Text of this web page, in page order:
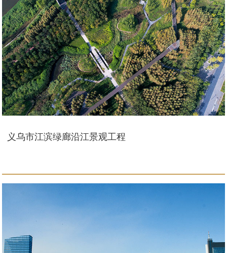
义乌市江滨绿廊沿江景观工程